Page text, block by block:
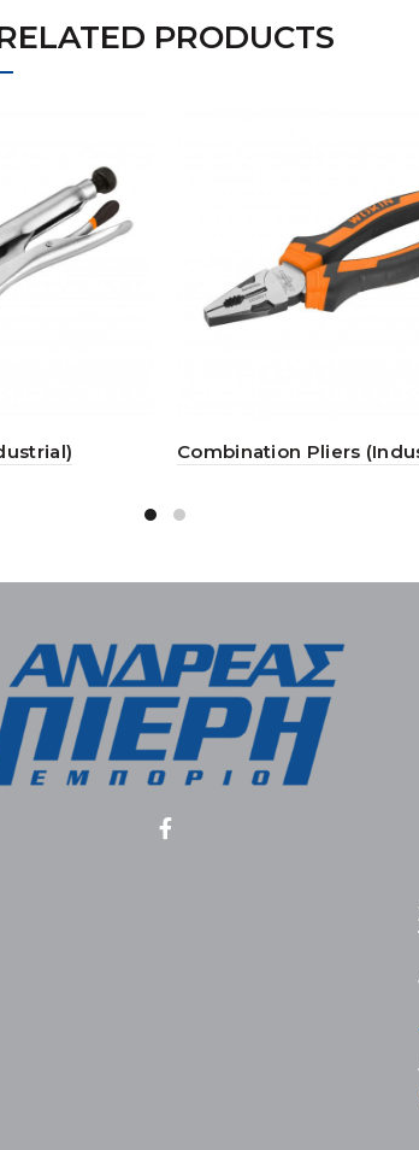
PRODUCTS
Combination Pliers